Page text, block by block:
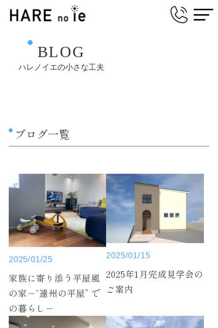
BLOG
ハレノイエの小さな工夫
ブログ一覧
2025/01/25
家族に寄り添う平屋風
の家－“遠州の平屋” で
の暮らし－
2025/01/15
2025年1月完成見学会の
ご案内